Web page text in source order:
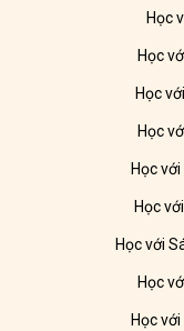
Học
Học
Học
Học
Học
Học
Học với
Học
Học